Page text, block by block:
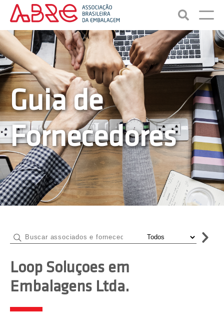
Guia de
Fornecedores
Loop Soluçoes em
Embalagens Ltda.